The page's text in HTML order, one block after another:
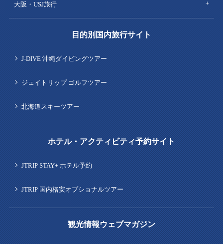
大阪・USJ旅行
目的別国内旅行サイト
J-DIVE 沖縄ダイビングツアー
ジェイトリップ ゴルフツアー
北海道スキーツアー
ホテル・アクティビティ予約サイト
JTRIP STAY+ ホテル予約
JTRIP 国内格安オプショナルツアー
観光情報ウェブマガジン